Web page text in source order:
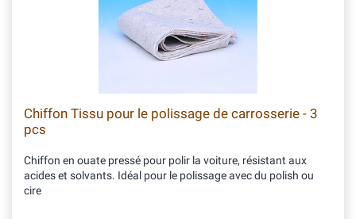
Chiffon Tissu pour le polissage de carrosserie - 3
pcs
Chiffon en ouate pressé pour polir la voiture, résistant aux
acides et solvants. Idéal pour le polissage avec du polish ou
cire